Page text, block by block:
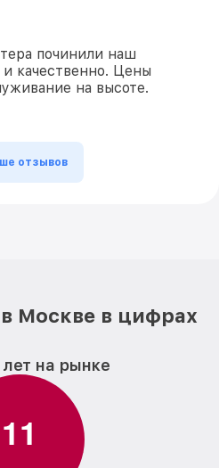
починили наш
качественно. Цены
на высоте.
отзывов
Москве в цифрах
на рынке
11